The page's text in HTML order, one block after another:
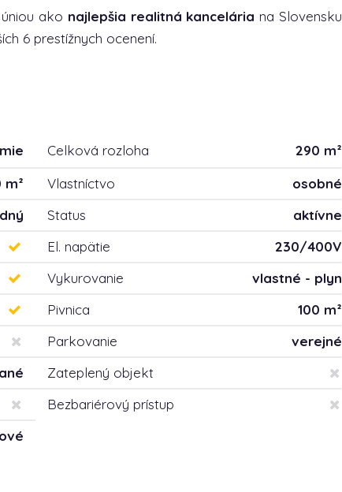
ako najlepšia realitná kancelária na Slovensku
6 prestížnych ocenení.
Celková rozloha
290 m²
m² Vlastníctvo
osobné
Status
aktívne
El. napätie
230/400V
Vykurovanie
vlastné - plyn
Pivnica
100 m²
Parkovanie
verejné
Zateplený objekt
Bezbariérový prístup